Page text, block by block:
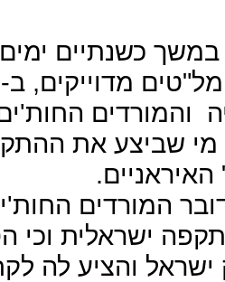
כשנתיים
והמורדים
שביצע את
המורדים
ישראלית וכי
ישראל והציע לה